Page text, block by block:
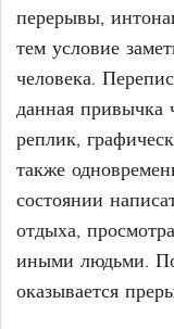
перерывы,
тем условие
человека.
данная привычка
реплик,
также
состоянии
отдыха,
иными людьми.
оказывается